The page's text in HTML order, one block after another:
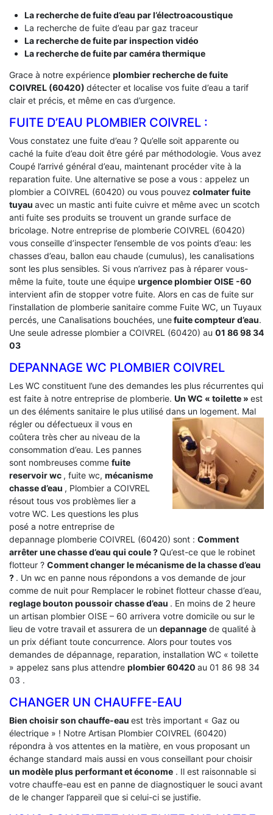
La recherche de fuite d’eau par l’électroacoustique
La recherche de fuite d’eau par gaz traceur
La recherche de fuite par inspection vidéo
La recherche de fuite par caméra thermique
Grace à notre expérience plombier recherche de fuite
COIVREL (60420) détecter et localise vos fuite d’eau a tarif
clair et précis, et même en cas d’urgence.
FUITE D’EAU PLOMBIER COIVREL :
Vous constatez une fuite d’eau ? Qu’elle soit apparente ou
caché la fuite d’eau doit être géré par méthodologie. Vous avez
Coupé l’arrivé général d’eau, maintenant procéder vite à la
reparation fuite. Une alternative se pose a vous : appelez un
plombier a COIVREL (60420) ou vous pouvez colmater fuite
tuyau avec un mastic anti fuite cuivre et même avec un scotch
anti fuite ses produits se trouvent un grande surface de
bricolage. Notre entreprise de plomberie COIVREL (60420)
vous conseille d’inspecter l’ensemble de vos points d’eau: les
chasses d’eau, ballon eau chaude (cumulus), les canalisations
sont les plus sensibles. Si vous n’arrivez pas à réparer vous-
même la fuite, toute une équipe urgence plombier OISE -60
intervient afin de stopper votre fuite. Alors en cas de fuite sur
l’installation de plomberie sanitaire comme Fuite WC, un Tuyaux
percés, une Canalisations bouchées, unefuite compteur d’eau.
Une seule adresse plombier a COIVREL (60420) au 01 86 98 34
03
DEPANNAGE WC PLOMBIER COIVREL
Les WC constituent l’une des demandes les plus récurrentes qui
est faite à notre entreprise de plomberie. Un WC « toilette » est
un des éléments sanitaire le plus utilisé dans un logement. Mal
régler ou défectueux il vous en
coûtera très cher au niveau de la
consommation d’eau. Les pannes
sont nombreuses comme fuite
reservoir wc , fuite wc, mécanisme
chasse d’eau , Plombier a COIVREL
résout tous vos problèmes lier a
votre WC. Les questions les plus
posé a notre entreprise de
depannage plomberie COIVREL (60420) sont : Comment
arrêter une chasse d’eau qui coule ?Qu’est-ce que le robinet
flotteur ? Comment changer le mécanisme de la chasse d’eau
? . Un wc en panne nous répondons a vos demande de jour
comme de nuit pour Remplacer le robinet flotteur chasse d’eau,
reglage bouton poussoir chasse d’eau . En moins de 2 heure
un artisan plombier OISE – 60 arrivera votre domicile ou sur le
lieu de votre travail et assurera de un depannage de qualité à
un prix défiant toute concurrence. Alors pour toutes vos
demandes de dépannage, reparation, installation WC « toilette
» appelez sans plus attendre plombier 60420 au 01 86 98 34
03 .
CHANGER UN CHAUFFE-EAU
Bien choisir son chauffe-eau est très important « Gaz ou
électrique » ! Notre Artisan Plombier COIVREL (60420)
répondra à vos attentes en la matière, en vous proposant un
échange standard mais aussi en vous conseillant pour choisir
un modèle plus performant et économe . Il est raisonnable si
votre chauffe-eau est en panne de diagnostiquer le souci avant
de le changer l’appareil que si celui-ci se justifie.